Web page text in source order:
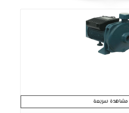
مشاهدة سريعة